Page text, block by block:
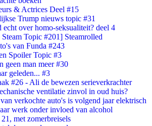
& Actrices Deel #15
Trump nieuws topic #31
over homo-seksualiteit? deel 4
Topic #201] Steamrolled
van Funda #243
Spoiler Topic #3
geen man meer #30
geleden... #3
#26 - Ali de bewezen serieverkrachter
ventilatie zinvol in oud huis?
verkochte auto's is volgend jaar elektrisch
werk onder invloed van alcohol
met zomerbreisels